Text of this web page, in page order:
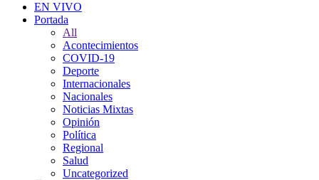
EN VIVO
Portada
All
Acontecimientos
COVID-19
Deporte
Internacionales
Nacionales
Noticias Mixtas
Opinión
Política
Regional
Salud
Uncategorized